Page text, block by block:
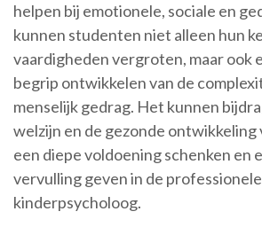
helpen bij emotionele, sociale en
kunnen studenten niet alleen hun
vaardigheden vergroten, maar ook
begrip ontwikkelen van de
menselijk gedrag. Het kunnen
welzijn en de gezonde ontwikkeling
een diepe voldoening schenken en
vervulling geven in de
kinderpsycholoog.